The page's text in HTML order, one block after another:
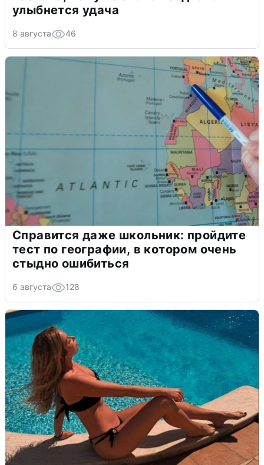
улыбнется удача
8 августа 46
Справится даже школьник: пройдите
тест по географии, в котором очень
стыдно ошибиться
6 августа 128